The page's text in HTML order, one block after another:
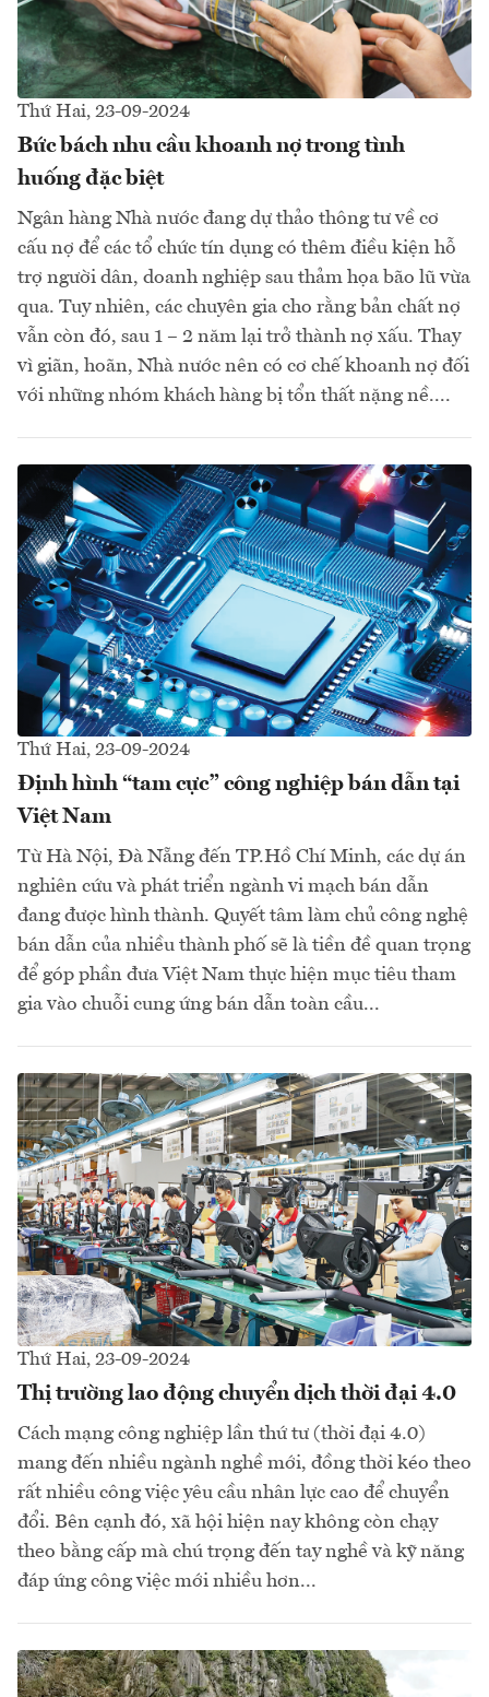
Thứ Hai, 23-09-2024
Bức bách nhu cầu khoanh nợ trong tình
huống đặc biệt
Ngân hàng Nhà nước đang dự thảo thông tư về cơ
cấu nợ để các tổ chức tín dụng có thêm điều kiện hỗ
trợ người dân, doanh nghiệp sau thảm họa bão lũ vừa
qua. Tuy nhiên, các chuyên gia cho rằng bản chất nợ
vẫn còn đó, sau 1 – 2 năm lại trở thành nợ xấu. Thay
vì giãn, hoãn, Nhà nước nên có cơ chế khoanh nợ đối
với những nhóm khách hàng bị tổn thất nặng nề....
Thứ Hai, 23-09-2024
Định hình “tam cực” công nghiệp bán dẫn tại
Việt Nam
Từ Hà Nội, Đà Nẵng đến TP.Hồ Chí Minh, các dự án
nghiên cứu và phát triển ngành vi mạch bán dẫn
đang được hình thành. Quyết tâm làm chủ công nghệ
bán dẫn của nhiều thành phố sẽ là tiền đề quan trọng
để góp phần đưa Việt Nam thực hiện mục tiêu tham
gia vào chuỗi cung ứng bán dẫn toàn cầu...
Thứ Hai, 23-09-2024
Thị trường lao động chuyển dịch thời đại 4.0
Cách mạng công nghiệp lần thứ tư (thời đại 4.0)
mang đến nhiều ngành nghề mới, đồng thời kéo theo
rất nhiều công việc yêu cầu nhân lực cao để chuyển
đổi. Bên cạnh đó, xã hội hiện nay không còn chạy
theo bằng cấp mà chú trọng đến tay nghề và kỹ năng
đáp ứng công việc mới nhiều hơn...